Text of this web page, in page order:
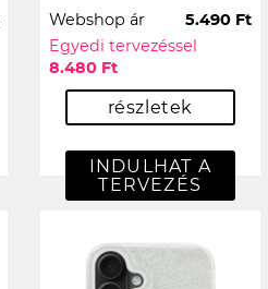
Webshop ár
5.490 Ft
Egyedi tervezéssel
8.480 Ft
részletek
INDULHAT A
TERVEZÉS